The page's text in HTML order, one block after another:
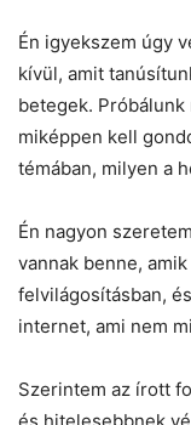
Én igyekszem úgy
kívül, amit
betegek.
miképpen kell
témában, milyen a
Én nagyon
vannak benne,
felvilágosításban,
internet, ami nem
Szerintem az írott